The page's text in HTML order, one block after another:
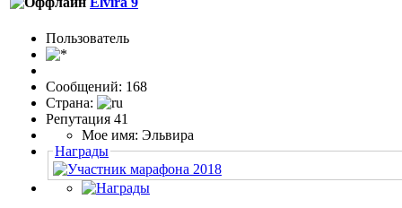
Пользовaтeль
Сообщений: 168
Страна:
Репутация 41
Мое имя: Эльвира
Награды